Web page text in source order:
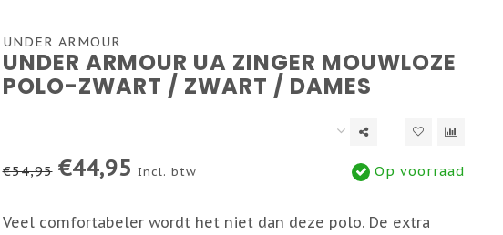
UNDER ARMOUR
UNDER ARMOUR UA ZINGER MOUWLOZE
POLO-ZWART / ZWART / DAMES
€54,95 €44,95 Incl. btw Op voorraad
Veel comfortabeler wordt het niet dan deze polo. De extra